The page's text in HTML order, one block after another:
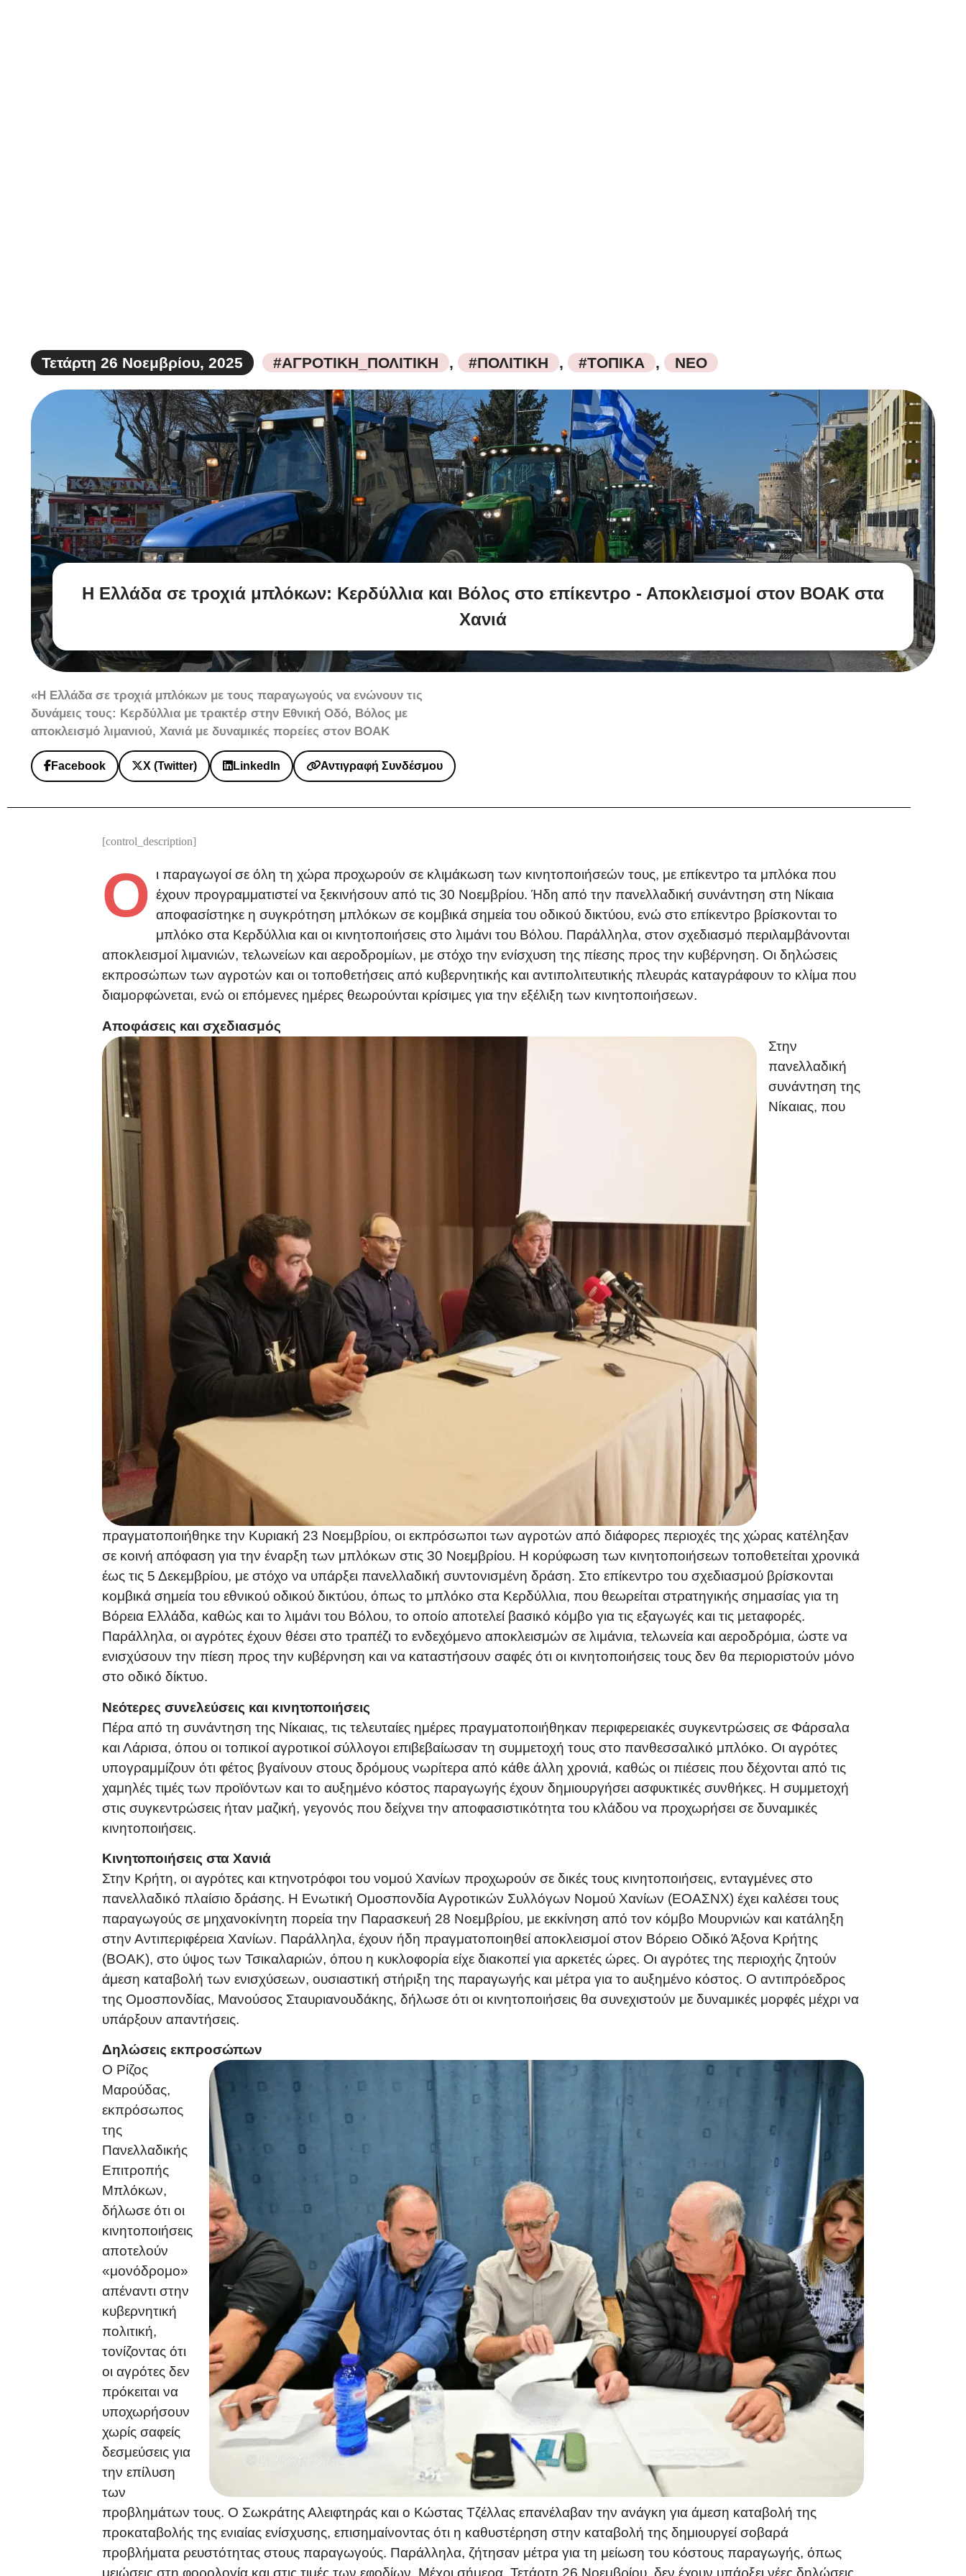
Τετάρτη 26 Νοεμβρίου, 2025 #ΑΓΡΟΤΙΚΗ_ΠΟΛΙΤΙΚΗ , #ΠΟΛΙΤΙΚΗ , #ΤΟΠΙΚΑ , ΝΕΟ
Η Ελλάδα σε τροχιά μπλόκων: Κερδύλλια και Βόλος στο επίκεντρο - Αποκλεισμοί στον ΒΟΑΚ στα
Χανιά
«Η Ελλάδα σε τροχιά μπλόκων με τους παραγωγούς να ενώνουν τις
δυνάμεις τους: Κερδύλλια με τρακτέρ στην Εθνική Οδό, Βόλος με
αποκλεισμό λιμανιού, Χανιά με δυναμικές πορείες στον ΒΟΑΚ
Facebook X (Twitter) LinkedIn Αντιγραφή Συνδέσμου
[control_description]
Ο ι παραγωγοί σε όλη τη χώρα προχωρούν σε κλιμάκωση των κινητοποιήσεών τους, με επίκεντρο τα μπλόκα που
έχουν προγραμματιστεί να ξεκινήσουν από τις 30 Νοεμβρίου. Ήδη από την πανελλαδική συνάντηση στη Νίκαια
αποφασίστηκε η συγκρότηση μπλόκων σε κομβικά σημεία του οδικού δικτύου, ενώ στο επίκεντρο βρίσκονται το
μπλόκο στα Κερδύλλια και οι κινητοποιήσεις στο λιμάνι του Βόλου. Παράλληλα, στον σχεδιασμό περιλαμβάνονται
αποκλεισμοί λιμανιών, τελωνείων και αεροδρομίων, με στόχο την ενίσχυση της πίεσης προς την κυβέρνηση. Οι δηλώσεις
εκπροσώπων των αγροτών και οι τοποθετήσεις από κυβερνητικής και αντιπολιτευτικής πλευράς καταγράφουν το κλίμα που
διαμορφώνεται, ενώ οι επόμενες ημέρες θεωρούνται κρίσιμες για την εξέλιξη των κινητοποιήσεων.
Αποφάσεις και σχεδιασμός
Στην
πανελλαδική
συνάντηση της
Νίκαιας, που
πραγματοποιήθηκε την Κυριακή 23 Νοεμβρίου, οι εκπρόσωποι των αγροτών από διάφορες περιοχές της χώρας κατέληξαν
σε κοινή απόφαση για την έναρξη των μπλόκων στις 30 Νοεμβρίου. Η κορύφωση των κινητοποιήσεων τοποθετείται χρονικά
έως τις 5 Δεκεμβρίου, με στόχο να υπάρξει πανελλαδική συντονισμένη δράση. Στο επίκεντρο του σχεδιασμού βρίσκονται
κομβικά σημεία του εθνικού οδικού δικτύου, όπως το μπλόκο στα Κερδύλλια, που θεωρείται στρατηγικής σημασίας για τη
Βόρεια Ελλάδα, καθώς και το λιμάνι του Βόλου, το οποίο αποτελεί βασικό κόμβο για τις εξαγωγές και τις μεταφορές.
Παράλληλα, οι αγρότες έχουν θέσει στο τραπέζι το ενδεχόμενο αποκλεισμών σε λιμάνια, τελωνεία και αεροδρόμια, ώστε να
ενισχύσουν την πίεση προς την κυβέρνηση και να καταστήσουν σαφές ότι οι κινητοποιήσεις τους δεν θα περιοριστούν μόνο
στο οδικό δίκτυο.
Νεότερες συνελεύσεις και κινητοποιήσεις
Πέρα από τη συνάντηση της Νίκαιας, τις τελευταίες ημέρες πραγματοποιήθηκαν περιφερειακές συγκεντρώσεις σε Φάρσαλα
και Λάρισα, όπου οι τοπικοί αγροτικοί σύλλογοι επιβεβαίωσαν τη συμμετοχή τους στο πανθεσσαλικό μπλόκο. Οι αγρότες
υπογραμμίζουν ότι φέτος βγαίνουν στους δρόμους νωρίτερα από κάθε άλλη χρονιά, καθώς οι πιέσεις που δέχονται από τις
χαμηλές τιμές των προϊόντων και το αυξημένο κόστος παραγωγής έχουν δημιουργήσει ασφυκτικές συνθήκες. Η συμμετοχή
στις συγκεντρώσεις ήταν μαζική, γεγονός που δείχνει την αποφασιστικότητα του κλάδου να προχωρήσει σε δυναμικές
κινητοποιήσεις.
Κινητοποιήσεις στα Χανιά
Στην Κρήτη, οι αγρότες και κτηνοτρόφοι του νομού Χανίων προχωρούν σε δικές τους κινητοποιήσεις, ενταγμένες στο
πανελλαδικό πλαίσιο δράσης. Η Ενωτική Ομοσπονδία Αγροτικών Συλλόγων Νομού Χανίων (ΕΟΑΣΝΧ) έχει καλέσει τους
παραγωγούς σε μηχανοκίνητη πορεία την Παρασκευή 28 Νοεμβρίου, με εκκίνηση από τον κόμβο Μουρνιών και κατάληξη
στην Αντιπεριφέρεια Χανίων. Παράλληλα, έχουν ήδη πραγματοποιηθεί αποκλεισμοί στον Βόρειο Οδικό Άξονα Κρήτης
(ΒΟΑΚ), στο ύψος των Τσικαλαριών, όπου η κυκλοφορία είχε διακοπεί για αρκετές ώρες. Οι αγρότες της περιοχής ζητούν
άμεση καταβολή των ενισχύσεων, ουσιαστική στήριξη της παραγωγής και μέτρα για το αυξημένο κόστος. Ο αντιπρόεδρος
της Ομοσπονδίας, Μανούσος Σταυριανουδάκης, δήλωσε ότι οι κινητοποιήσεις θα συνεχιστούν με δυναμικές μορφές μέχρι να
υπάρξουν απαντήσεις.
Δηλώσεις εκπροσώπων
Ο Ρίζος
Μαρούδας,
εκπρόσωπος
της
Πανελλαδικής
Επιτροπής
Μπλόκων,
δήλωσε ότι οι
κινητοποιήσεις
αποτελούν
«μονόδρομο»
απέναντι στην
κυβερνητική
πολιτική,
τονίζοντας ότι
οι αγρότες δεν
πρόκειται να
υποχωρήσουν
χωρίς σαφείς
δεσμεύσεις για
την επίλυση
των
προβλημάτων τους. Ο Σωκράτης Αλειφτηράς και ο Κώστας Τζέλλας επανέλαβαν την ανάγκη για άμεση καταβολή της
προκαταβολής της ενιαίας ενίσχυσης, επισημαίνοντας ότι η καθυστέρηση στην καταβολή της δημιουργεί σοβαρά
προβλήματα ρευστότητας στους παραγωγούς. Παράλληλα, ζήτησαν μέτρα για τη μείωση του κόστους παραγωγής, όπως